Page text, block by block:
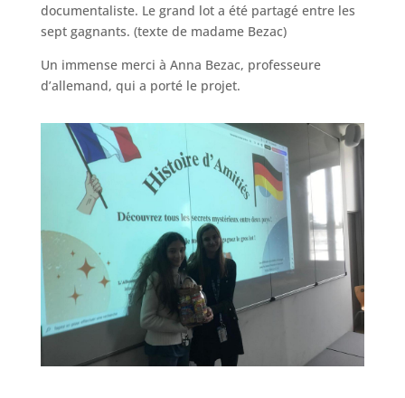
documentaliste. Le grand lot a été partagé entre les
sept gagnants. (texte de madame Bezac)
Un immense merci à Anna Bezac, professeure
d’allemand, qui a porté le projet.